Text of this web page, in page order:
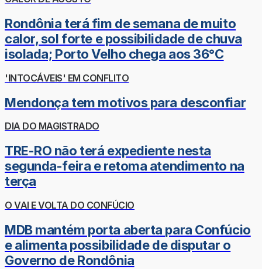
Rondônia terá fim de semana de muito
calor, sol forte e possibilidade de chuva
isolada; Porto Velho chega aos 36°C
'INTOCÁVEIS' EM CONFLITO
Mendonça tem motivos para desconfiar
DIA DO MAGISTRADO
TRE-RO não terá expediente nesta
segunda-feira e retoma atendimento na
terça
O VAI E VOLTA DO CONFÚCIO
MDB mantém porta aberta para Confúcio
e alimenta possibilidade de disputar o
Governo de Rondônia